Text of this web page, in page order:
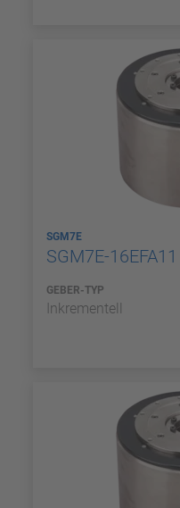
SGM7E
SGM7E-16EFA11
GEBER-TYP
Inkrementell